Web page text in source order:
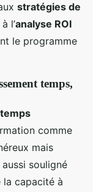
stratégies de
l’analyse ROI
le programme
temps,
temps
comme
mais
souligné
la capacité à